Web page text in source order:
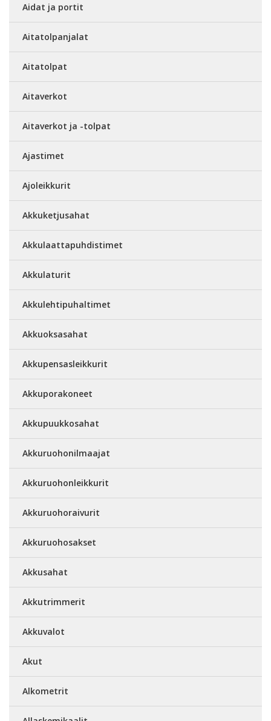
Aidat ja portit
Aitatolpanjalat
Aitatolpat
Aitaverkot
Aitaverkot ja -tolpat
Ajastimet
Ajoleikkurit
Akkuketjusahat
Akkulaattapuhdistimet
Akkulaturit
Akkulehtipuhaltimet
Akkuoksasahat
Akkupensasleikkurit
Akkuporakoneet
Akkupuukkosahat
Akkuruohonilmaajat
Akkuruohonleikkurit
Akkuruohoraivurit
Akkuruohosakset
Akkusahat
Akkutrimmerit
Akkuvalot
Akut
Alkometrit